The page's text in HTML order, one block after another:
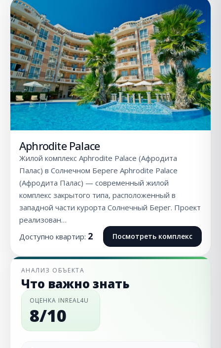
Aphrodite Palace
Жилой комплекс Aphrodite Palace (Афродита
Палас) в Солнечном Береге Aphrodite Palace
(Афродита Палас) — современный жилой
комплекс закрытого типа, расположенный в
западной части курорта Солнечный Берег. Проект
реализован…
Доступно квартир: 2 Посмотреть комплекс
АНАЛИЗ ОБЪЕКТА
Что важно знать
ОЦЕНКА INREAL4U
8/10